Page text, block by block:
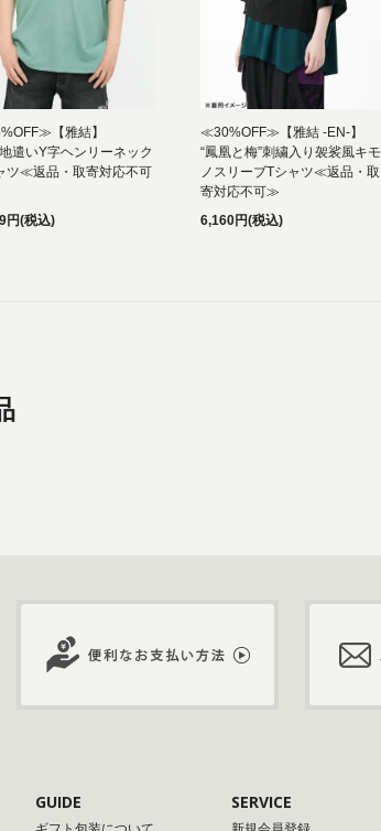
【雅結】
遣いY字ヘンリーネック
ツ≪返品・取寄対応不可
円(税込)
≪30%OFF≫【雅結 -EN-】
“鳳凰と梅”刺繍入り袈裟風キモ
ノスリーブTシャツ≪返品・取
寄対応不可≫
6,160円(税込)
GUIDE SERVICE